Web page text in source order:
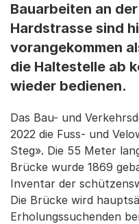
Bauarbeiten an
Hardstrasse sind
vorangekommen
die Haltestelle ab
wieder bedienen.
Das Bau- und
2022 die Fuss- und
Steg». Die 55 Meter
Brücke wurde 1869
Inventar der
Die Brücke wird
Erholungssuchenden